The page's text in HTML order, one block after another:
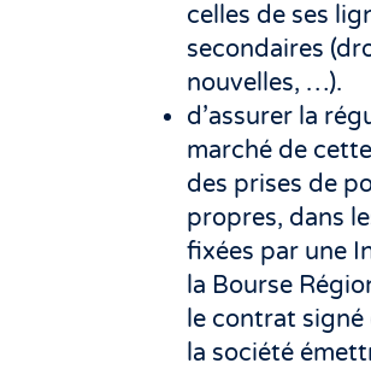
celles de ses
secondaires
nouvelles, …).
d’assurer la
marché de
des prises de
propres, dans
fixées par une
la Bourse
le contrat signé
la société